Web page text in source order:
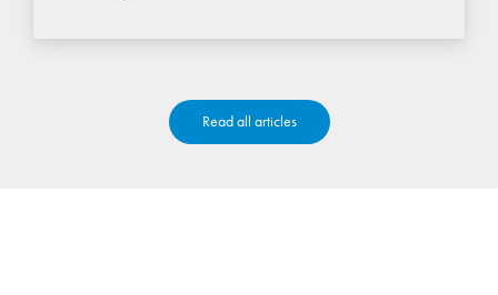
Read all articles